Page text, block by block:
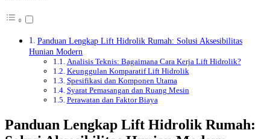
Panduan Lengkap Lift Hidrolik Rumah: Solusi Aksesibilitas
Hunian Modern
Analisis Teknis: Bagaimana Cara Kerja Lift Hidrolik?
Keunggulan Komparatif Lift Hidrolik
Spesifikasi dan Komponen Utama
Syarat Pemasangan dan Ruang Mesin
Perawatan dan Faktor Biaya
Panduan Lengkap Lift Hidrolik Rumah: